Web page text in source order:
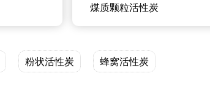
煤质颗粒活性炭
粉状活性炭 蜂窝活性炭